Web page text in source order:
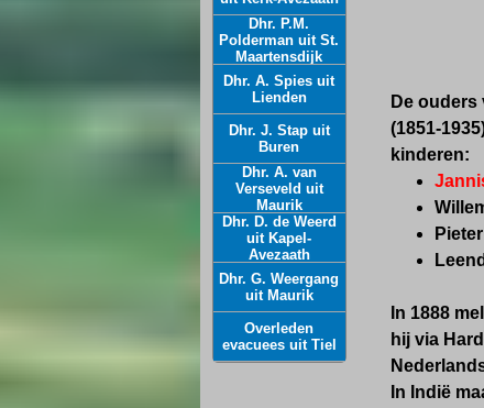
De ouders
(1851-
kinderen:
In 1888
hij via
In Indië
Dhr. P.M.
Polderman uit St.
Maartensdijk
Dhr. A. Spies uit
Lienden
Dhr. J. Stap uit
Buren
Dhr. A. van
Verseveld uit
Maurik
Dhr. D. de Weerd
uit Kapel-
Avezaath
Dhr. G. Weergang
uit Maurik
Overleden
evacuees uit Tiel